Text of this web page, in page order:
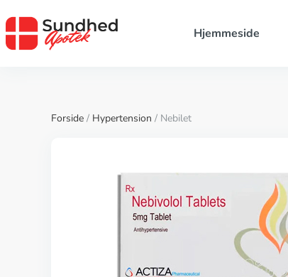
Hjemmeside
Forside / Hypertension / Nebilet